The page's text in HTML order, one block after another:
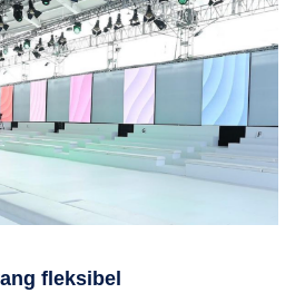
fleksibel